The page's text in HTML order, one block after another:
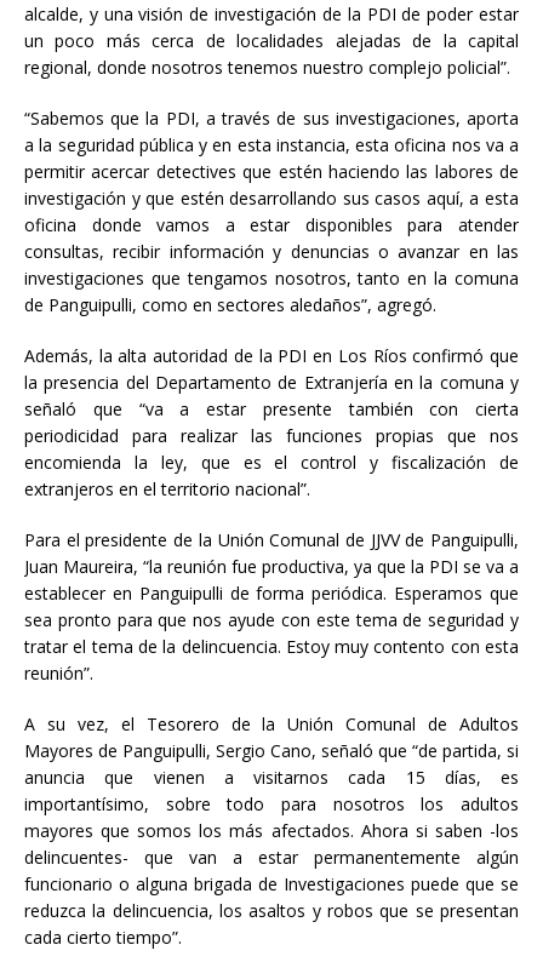
alcalde, y una visión de investigación de la PDI de poder estar
un poco más cerca de localidades alejadas de la capital
regional, donde nosotros tenemos nuestro complejo policial”.
“Sabemos que la PDI, a través de sus investigaciones, aporta
a la seguridad pública y en esta instancia, esta oficina nos va a
permitir acercar detectives que estén haciendo las labores de
investigación y que estén desarrollando sus casos aquí, a esta
oficina donde vamos a estar disponibles para atender
consultas, recibir información y denuncias o avanzar en las
investigaciones que tengamos nosotros, tanto en la comuna
de Panguipulli, como en sectores aledaños”, agregó.
Además, la alta autoridad de la PDI en Los Ríos confirmó que
la presencia del Departamento de Extranjería en la comuna y
señaló que “va a estar presente también con cierta
periodicidad para realizar las funciones propias que nos
encomienda la ley, que es el control y fiscalización de
extranjeros en el territorio nacional”.
Para el presidente de la Unión Comunal de JJVV de Panguipulli,
Juan Maureira, “la reunión fue productiva, ya que la PDI se va a
establecer en Panguipulli de forma periódica. Esperamos que
sea pronto para que nos ayude con este tema de seguridad y
tratar el tema de la delincuencia. Estoy muy contento con esta
reunión”.
A su vez, el Tesorero de la Unión Comunal de Adultos
Mayores de Panguipulli, Sergio Cano, señaló que “de partida, si
anuncia que vienen a visitarnos cada 15 días, es
importantísimo, sobre todo para nosotros los adultos
mayores que somos los más afectados. Ahora si saben -los
delincuentes- que van a estar permanentemente algún
funcionario o alguna brigada de Investigaciones puede que se
reduzca la delincuencia, los asaltos y robos que se presentan
cada cierto tiempo”.